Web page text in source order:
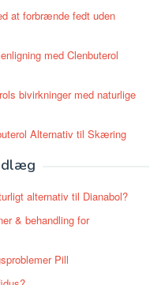
at forbrænde fedt uden
med Clenbuterol
bivirkninger med naturlige
Alternativ til Skæring
alternativ til Dianabol?
& behandling for
Pill